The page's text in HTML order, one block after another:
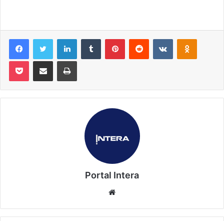
FacebookTwitter LinkedinTumblr PinterestReddit VK OK
Pocket Compartilhar via e-mail Imprimir
Portal Intera